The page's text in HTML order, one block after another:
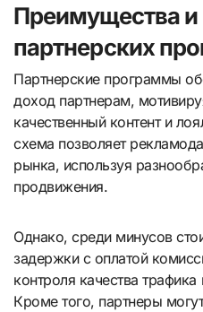
Преимущества и
партнерских
Партнерские программы
доход партнерам,
качественный контент и
схема позволяет
рынка, используя
продвижения.
Однако, среди минусов
задержки с оплатой
контроля качества
Кроме того, партнеры